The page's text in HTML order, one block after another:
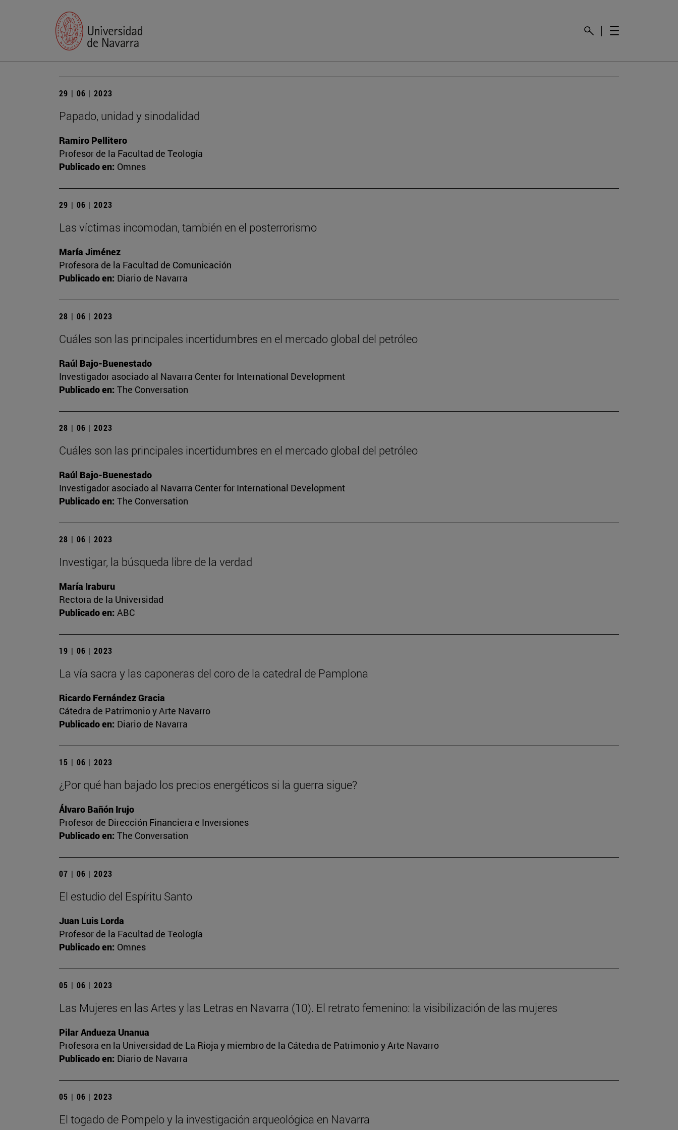
29 | 06 | 2023
Papado, unidad y sinodalidad
Ramiro Pellitero
Profesor de la Facultad de Teología
Publicado en: Omnes
29 | 06 | 2023
Las víctimas incomodan, también en el posterrorismo
María Jiménez
Profesora de la Facultad de Comunicación
Publicado en: Diario de Navarra
28 | 06 | 2023
Cuáles son las principales incertidumbres en el mercado global del petróleo
Raúl Bajo-Buenestado
Investigador asociado al Navarra Center for International Development
Publicado en: The Conversation
28 | 06 | 2023
Cuáles son las principales incertidumbres en el mercado global del petróleo
Raúl Bajo-Buenestado
Investigador asociado al Navarra Center for International Development
Publicado en: The Conversation
28 | 06 | 2023
Investigar, la búsqueda libre de la verdad
María Iraburu
Rectora de la Universidad
Publicado en: ABC
19 | 06 | 2023
La vía sacra y las caponeras del coro de la catedral de Pamplona
Ricardo Fernández Gracia
Cátedra de Patrimonio y Arte Navarro
Publicado en: Diario de Navarra
15 | 06 | 2023
¿Por qué han bajado los precios energéticos si la guerra sigue?
Álvaro Bañón Irujo
Profesor de Dirección Financiera e Inversiones
Publicado en: The Conversation
07 | 06 | 2023
El estudio del Espíritu Santo
Juan Luis Lorda
Profesor de la Facultad de Teología
Publicado en: Omnes
05 | 06 | 2023
Las Mujeres en las Artes y las Letras en Navarra (10). El retrato femenino: la visibilización de las mujeres
Pilar Andueza Unanua
Profesora en la Universidad de La Rioja y miembro de la Cátedra de Patrimonio y Arte Navarro
Publicado en: Diario de Navarra
05 | 06 | 2023
El togado de Pompelo y la investigación arqueológica en Navarra